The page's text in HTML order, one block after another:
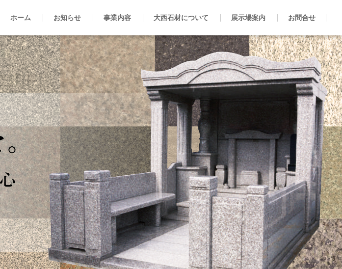
ホーム お知らせ 事業内容 大西石材について 展示場案内 お問合せ